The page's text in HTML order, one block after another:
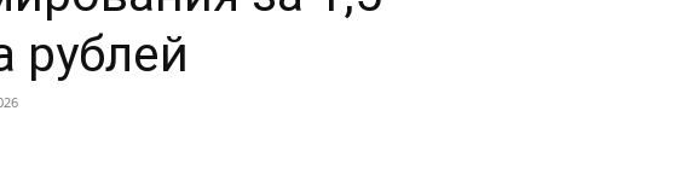
рублей